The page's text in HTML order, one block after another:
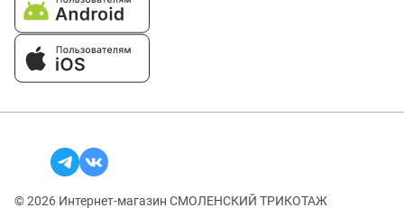
© 2026 Интернет-магазин СМОЛЕНСКИЙ ТРИКОТАЖ